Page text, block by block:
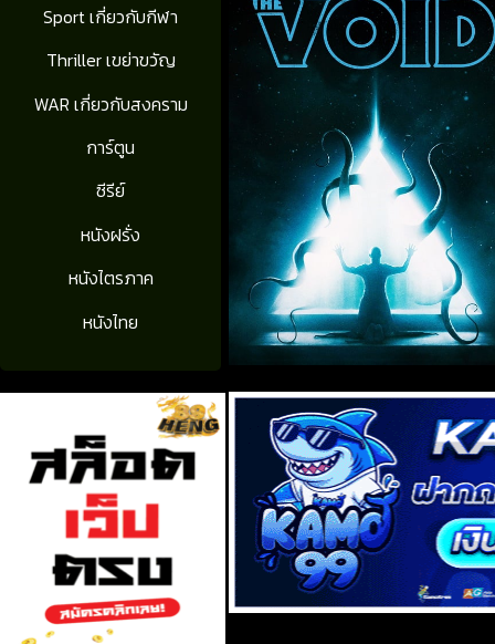
Sport เกี่ยวกับกีฬา
Thriller เขย่าขวัญ
WAR เกี่ยวกับสงคราม
การ์ตูน
ซีรีย์
หนังฝรั่ง
หนังไตรภาค
หนังไทย